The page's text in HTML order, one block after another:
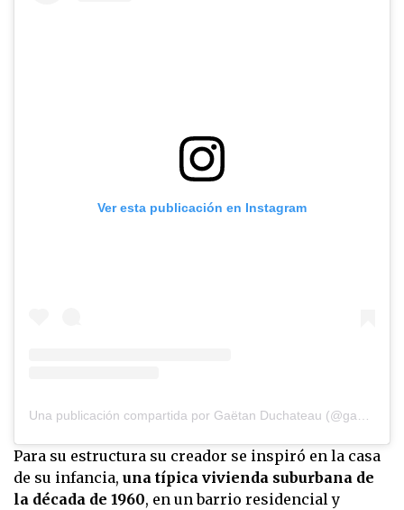
Ver esta publicación en Instagram
Para su estructura su creador se inspiró en la casa
de su infancia, una típica vivienda suburbana de
la década de 1960, en un barrio residencial y